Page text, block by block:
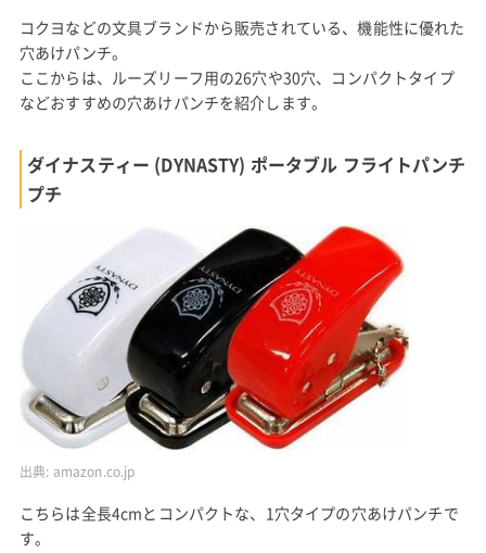
コクヨなどの文具ブランドから販売されている、機能性に優れた
穴あけパンチ。
ここからは、ルーズリーフ用の26穴や30穴、コンパクトタイプ
などおすすめの穴あけパンチを紹介します。
ダイナスティー (DYNASTY) ポータブル フライトパンチ
プチ
出典: amazon.co.jp
こちらは全長4cmとコンパクトな、1穴タイプの穴あけパンチで
す。